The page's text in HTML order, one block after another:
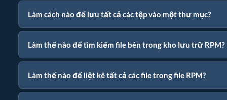
Làm cách nào để lưu tất cả các tệp vào một thư mục?
Làm thế nào để tìm kiếm file bên trong kho lưu trữ RPM?
Làm thế nào để liệt kê tất cả các file trong file RPM?